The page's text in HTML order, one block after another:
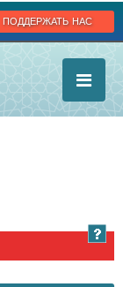
поддержать нас